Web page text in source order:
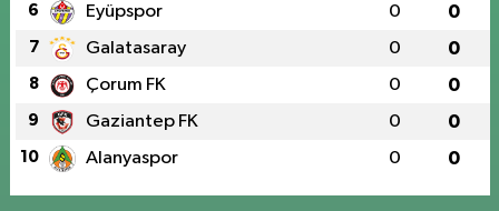
6 Eyüpspor 0 0
7 Galatasaray 0 0
8 Çorum FK 0 0
9 Gaziantep FK 0 0
10 Alanyaspor 0 0